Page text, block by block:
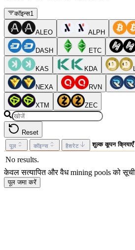
कॉइन्स1
ALEO ALPH
DASH ETC
KAS KDA
NEXA RVN
XTM ZEC
Reset
पूल कॉइन्स हैशरेट शुल्क कूपन क्रियाएँ
No results.
केवल सत्यापित और वैध mining pools को
पूल जमा करें